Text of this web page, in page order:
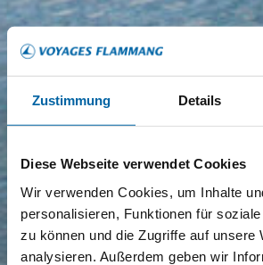
Zustimmung Details
Diese Webseite verwendet Cookies
Wir verwenden Cookies, um Inhalte
personalisieren, Funktionen für
zu können und die Zugriffe auf unsere
analysieren. Außerdem geben wir